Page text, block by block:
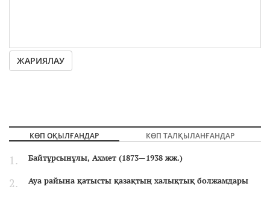
ЖАРИЯЛАУ
КӨП ОҚЫЛҒАНДАР КӨП ТАЛҚЫЛАНҒАНДАР
Байтұрсынұлы, Ахмет (1873—1938 жж.)
Ауа райына қатысты қазақтың халықтық болжамдары